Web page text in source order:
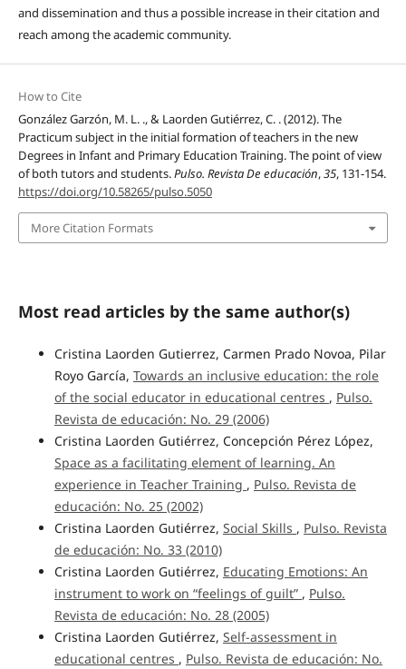
and dissemination and thus a possible increase in their citation and
reach among the academic community.
How to Cite
González Garzón, M. L. ., & Laorden Gutiérrez, C. . (2012). The
Practicum subject in the initial formation of teachers in the new
Degrees in Infant and Primary Education Training. The point of view
of both tutors and students.Pulso. Revista De educación,35, 131-154.
https://doi.org/10.58265/pulso.5050
More Citation Formats
Most read articles by the same author(s)
Cristina Laorden Gutierrez, Carmen Prado Novoa, Pilar
Royo García, Towards an inclusive education: the role
of the social educator in educational centres , Pulso.
Revista de educación: No. 29 (2006)
Cristina Laorden Gutiérrez, Concepción Pérez López,
Space as a facilitating element of learning. An
experience in Teacher Training , Pulso. Revista de
educación: No. 25 (2002)
Cristina Laorden Gutiérrez, Social Skills , Pulso. Revista
de educación: No. 33 (2010)
Cristina Laorden Gutiérrez, Educating Emotions: An
instrument to work on “feelings of guilt” , Pulso.
Revista de educación: No. 28 (2005)
Cristina Laorden Gutiérrez, Self-assessment in
educational centres , Pulso. Revista de educación: No.